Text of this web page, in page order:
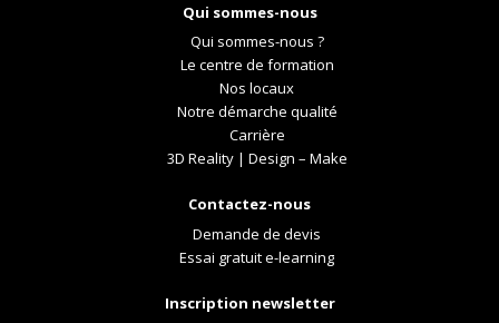
Qui sommes-nous
Qui sommes-nous ?
Le centre de formation
Nos locaux
Notre démarche qualité
Carrière
3D Reality | Design – Make
Contactez-nous
Demande de devis
Essai gratuit e-learning
Inscription newsletter